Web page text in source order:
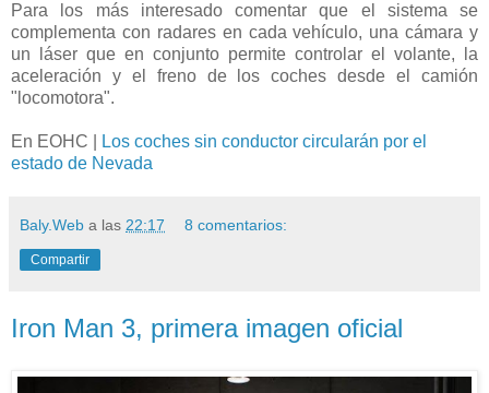
Para los más interesado comentar que el sistema se
complementa con radares en cada vehículo, una cámara y
un láser que en conjunto permite controlar el volante, la
aceleración y el freno de los coches desde el camión
"locomotora".
En EOHC |
Los coches sin conductor circularán por el
estado de Nevada
Baly.Web a las 22:17 8 comentarios:
Compartir
Iron Man 3, primera imagen oficial